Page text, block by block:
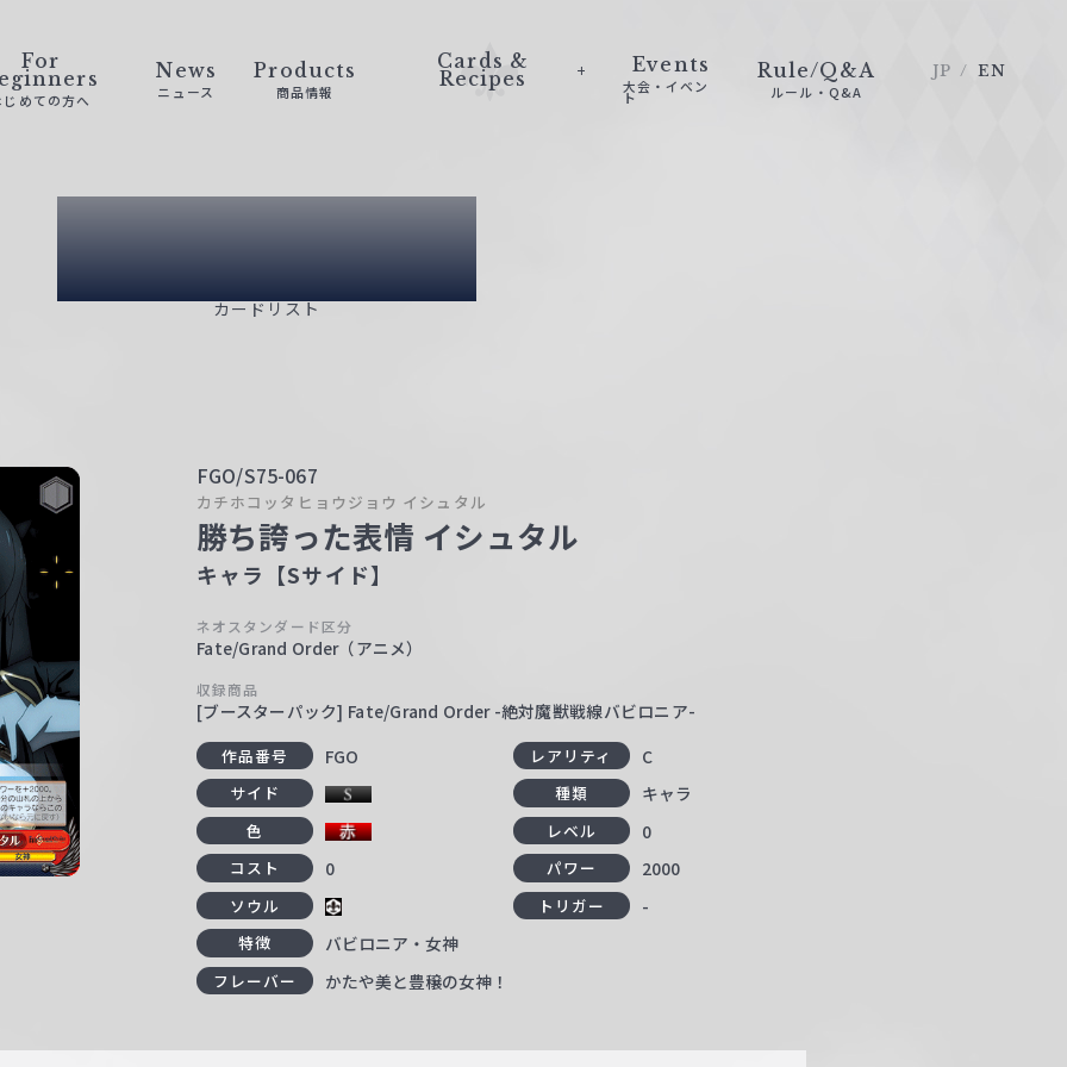
For
じめての方へ
News
ニュース
Products
商品情報
Cards &
Recipes
Events
大会・イベン
ト
Rule/Q&A
ルール・Q&A
JP EN
Card List
カードリスト
FGO/S75-067
カチホコッタヒョウジョウ イシュタル
勝ち誇った表情 イシュタル
キャラ【Sサイド】
ネオスタンダード区分
Fate/Grand Order（アニメ）
収録商品
[ブースターパック] Fate/Grand Order -絶対魔獣戦線バビロニア-
作品番号 FGO レアリティ C
サイド 種類 キャラ
色 レベル 0
コスト 0 パワー 2000
ソウル トリガー -
特徴 バビロニア・女神
フレーバー かたや美と豊穣の女神！